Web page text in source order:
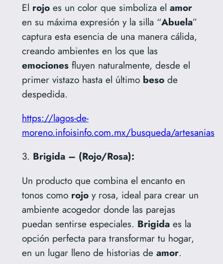
El rojoes un color que simboliza el amor
en su máxima expresión y la silla “Abuela”
captura esta esencia de una manera cálida,
creando ambientes en los que las
emocionesfluyen naturalmente, desde el
primer vistazo hasta el últimobesode
despedida.
https://lagos-de-
moreno.infoisinfo.com.mx/busqueda/artesanias
3. Brigida – (Rojo/Rosa):
Un producto que combina el encanto en
tonos como rojoy rosa, ideal para crear un
ambiente acogedor donde las parejas
puedan sentirse especiales. Brigidaes la
opción perfecta para transformar tu hogar,
en un lugar lleno de historias de amor.